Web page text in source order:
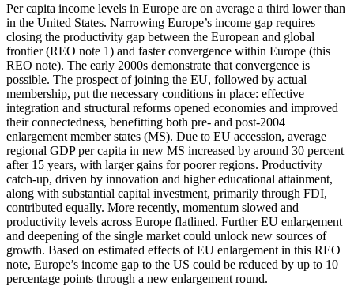
Per capita income levels in Europe are on average a third lower than
in the United States. Narrowing Europe’s income gap requires
closing the productivity gap between the European and global
frontier (REO note 1) and faster convergence within Europe (this
REO note). The early 2000s demonstrate that convergence is
possible. The prospect of joining the EU, followed by actual
membership, put the necessary conditions in place: effective
integration and structural reforms opened economies and improved
their connectedness, benefitting both pre- and post-2004
enlargement member states (MS). Due to EU accession, average
regional GDP per capita in new MS increased by around 30 percent
after 15 years, with larger gains for poorer regions. Productivity
catch-up, driven by innovation and higher educational attainment,
along with substantial capital investment, primarily through FDI,
contributed equally. More recently, momentum slowed and
productivity levels across Europe flatlined. Further EU enlargement
and deepening of the single market could unlock new sources of
growth. Based on estimated effects of EU enlargement in this REO
note, Europe’s income gap to the US could be reduced by up to 10
percentage points through a new enlargement round.